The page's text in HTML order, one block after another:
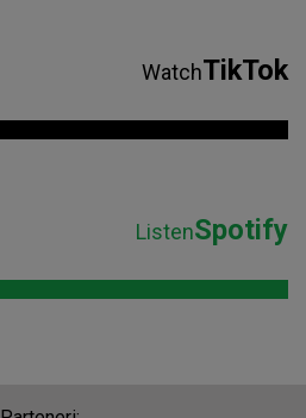
WatchTikTok
ListenSpotify